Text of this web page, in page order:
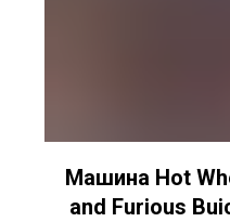
Машина Hot
and Furious